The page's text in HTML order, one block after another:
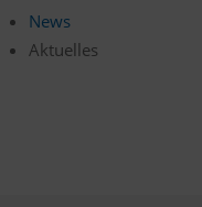
News
Aktuelles